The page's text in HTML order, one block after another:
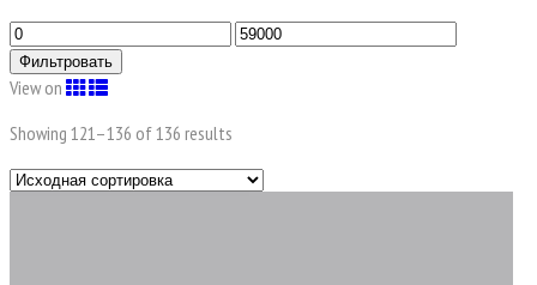
Фильтровать
View on
Showing 121–136 of 136 results